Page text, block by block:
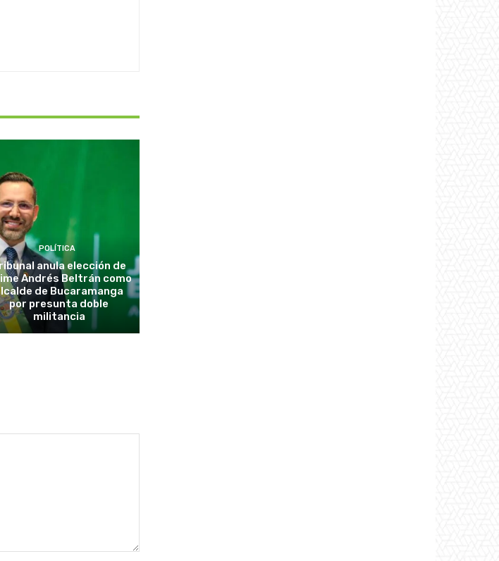
POLÍTICA
anula elección de
Andrés Beltrán como
de Bucaramanga
por presunta doble
militancia